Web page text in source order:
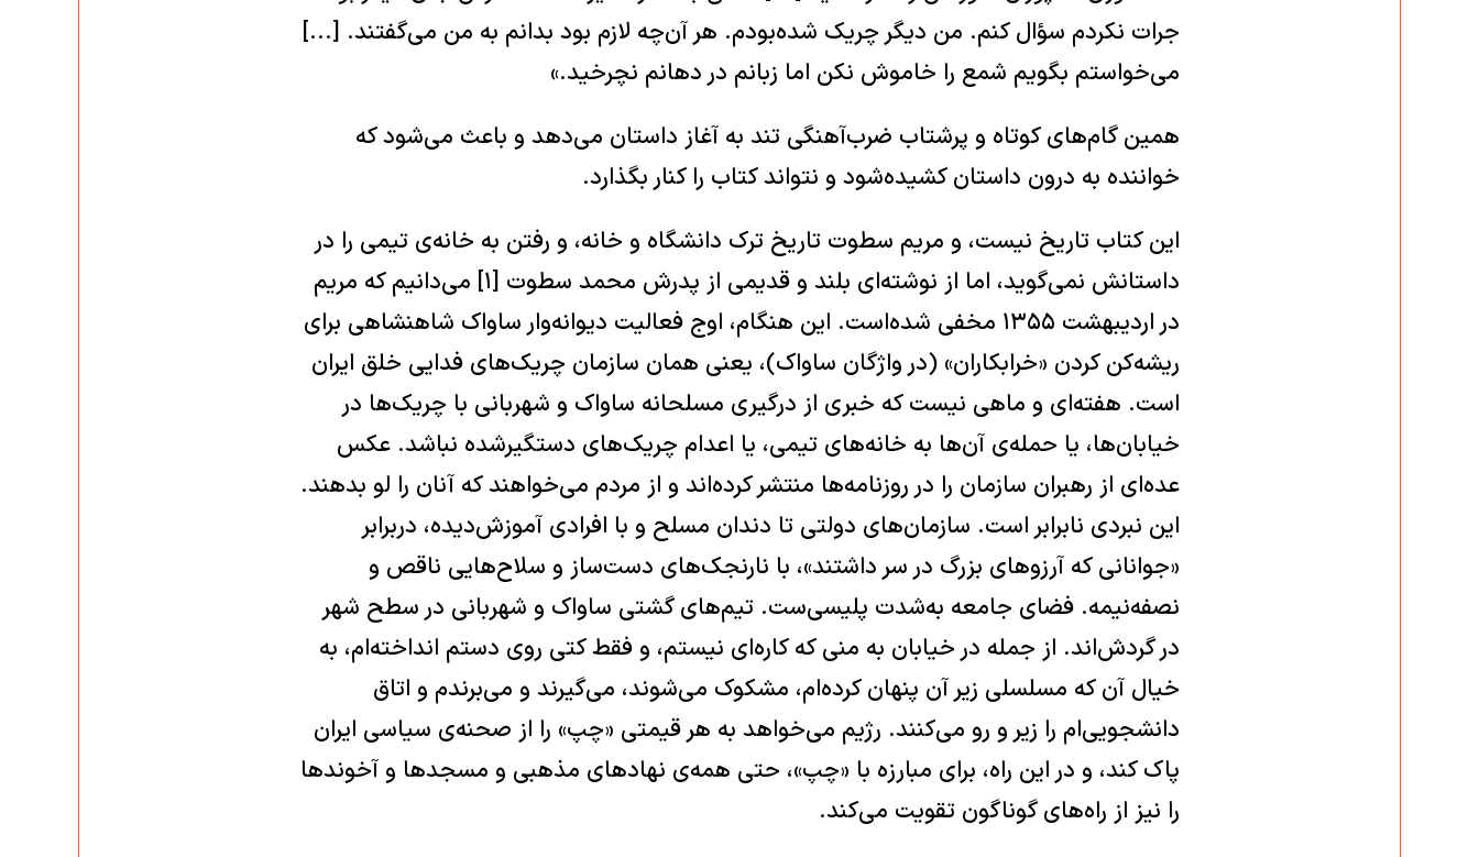
جرات نکردم سؤال کنم. من دیگر چریک شده‌بودم. هر آن‌چه لازم بود بدانم به من می‌گفتند. [...]
می‌خواستم بگویم شمع را خاموش نکن اما زبانم در دهانم نچرخید.»
همین گام‌های کوتاه و پرشتاب ضرب‌آهنگی تند به آغاز داستان می‌دهد و باعث می‌شود که
خواننده به درون داستان کشیده‌شود و نتواند کتاب را کنار بگذارد.
این کتاب تاریخ نیست، و مریم سطوت تاریخ ترک دانشگاه و خانه، و رفتن به خانه‌ی تیمی را در
داستانش نمی‌گوید، اما از نوشته‌ای بلند و قدیمی از پدرش محمد سطوت [۱] می‌دانیم که مریم
در اردیبهشت ۱۳۵۵ مخفی شده‌است. این هنگام،‌ اوج فعالیت دیوانه‌وار ساواک شاهنشاهی برای
ریشه‌کن کردن «خرابکاران» (در واژگان ساواک)، یعنی همان سازمان چریک‌های فدایی خلق ایران
است. هفته‌ای و ماهی نیست که خبری از درگیری مسلحانه ساواک و شهربانی با چریک‌ها در
خیابان‌ها، یا حمله‌ی آن‌ها به خانه‌های تیمی، یا اعدام چریک‌های دستگیرشده نباشد. عکس
عده‌ای از رهبران سازمان را در روزنامه‌ها منتشر کرده‌اند و از مردم می‌خواهند که آنان را لو بدهند.
این نبردی نابرابر است. سازمان‌های دولتی تا دندان مسلح و با افرادی آموزش‌دیده، دربرابر
«جوانانی که آرزوهای بزرگ در سر داشتند»، با نارنجک‌های دست‌ساز و سلاح‌هایی ناقص و
نصفه‌نیمه. فضای جامعه به‌شدت پلیسی‌ست. تیم‌های گشتی ساواک و شهربانی در سطح شهر
در گردش‌اند. از جمله در خیابان به منی که کاره‌ای نیستم، و فقط کتی روی دستم انداخته‌ام، به
خیال آن که مسلسلی زیر آن پنهان کرده‌ام، مشکوک می‌شوند، می‌گیرند و می‌برندم و اتاق
دانشجویی‌ام را زیر و رو می‌کنند. رژیم می‌خواهد به هر قیمتی «چپ» را از صحنه‌ی سیاسی ایران
پاک کند، و در این راه، برای مبارزه با «چپ»، حتی همه‌ی نهادهای مذهبی و مسجدها و آخوندها
را نیز از راه‌های گوناگون تقویت می‌کند.